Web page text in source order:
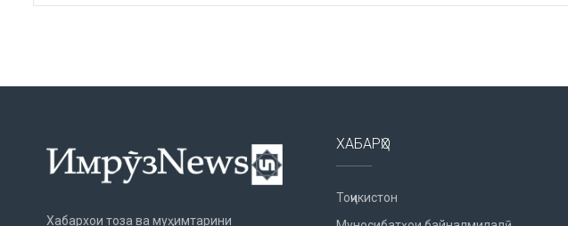
Хабархои тоза ва муҳимтарини
ХАБАРҲО
Тоҷикистон